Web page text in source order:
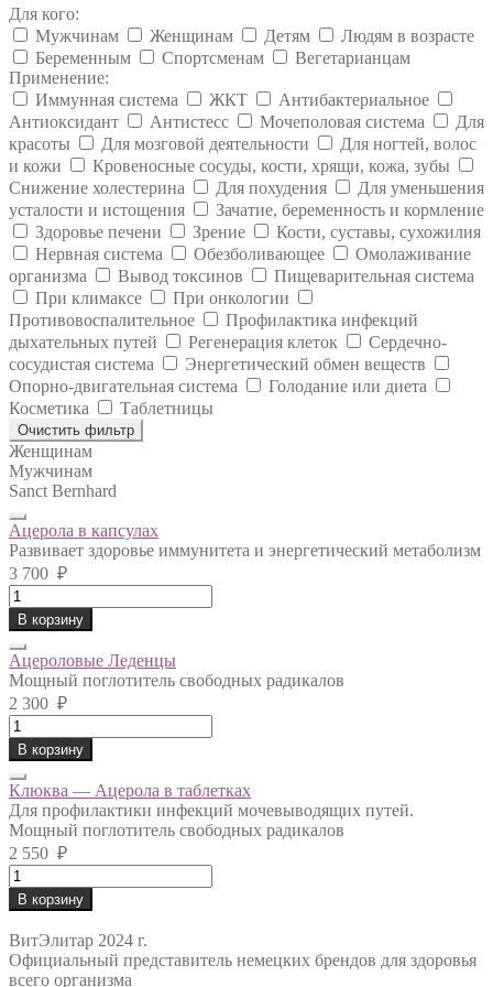
Для кого:
Мужчинам
Женщинам Детям
Людям в возрасте
Беременным
Спортсменам
Вегетарианцам
Применение:
Иммунная система
ЖКТ
Антибактериальное
Антиоксидант
Антистесс Мочеполовая система
Для
красоты
Для мозговой деятельности
Для ногтей, волос
и кожи
Кровеносные сосуды, кости, хрящи, кожа, зубы
Снижение холестерина
Для похудения
Для уменьшения
усталости и истощения
Зачатие, беременность и кормление
Здоровье печени
Зрение
Кости, суставы, сухожилия
Нервная система
Обезболивающее
Омолаживание
организма
Вывод токсинов
Пищеварительная система
При климаксе
При онкологии
Противовоспалительное
Профилактика инфекций
дыхательных путей
Регенерация клеток
Сердечно-
сосудистая система
Энергетический обмен веществ
Опорно-двигательная система
Голодание или диета
Косметика
Таблетницы
Очистить фильтр
Женщинам
Мужчинам
Sanct Bernhard
Ацерола в капсулах
Развивает здоровье иммунитета и энергетический метаболизм
3 700 ₽
Ацерола
в
капсулах
quantity
В корзину
Ацероловые Леденцы
Мощный поглотитель свободных радикалов
2 300 ₽
Ацероловые
Леденцы
quantity
В корзину
Клюква — Ацерола в таблетках
Для профилактики инфекций мочевыводящих путей.
Мощный поглотитель свободных радикалов
2 550 ₽
Клюква
-
Ацерола
в
таблетках
quantity
В корзину
ВитЭлитар 2024 г.
Официальный представитель немецких брендов для здоровья
всего организма